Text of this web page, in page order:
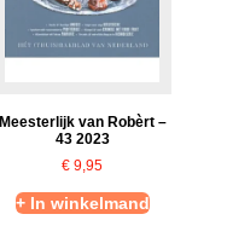
Meesterlijk van Robèrt –
43 2023
€ 9,95
+ In winkelmand